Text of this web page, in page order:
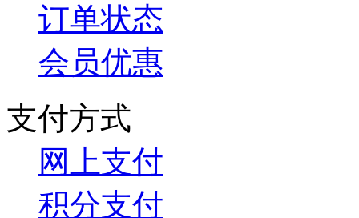
订单状态
会员优惠
支付方式
网上支付
积分支付